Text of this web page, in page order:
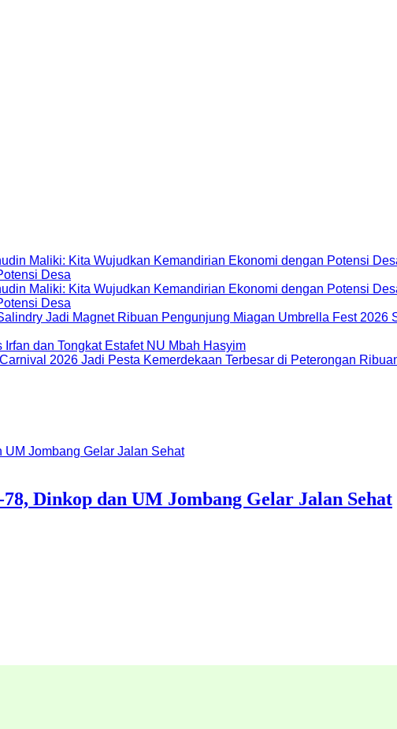
Desa
Desa
Miagan Umbrella Fest 2026
Irfan dan Tongkat Estafet NU Mbah Hasyim
Dinkop dan UM Jombang Gelar Jalan Sehat